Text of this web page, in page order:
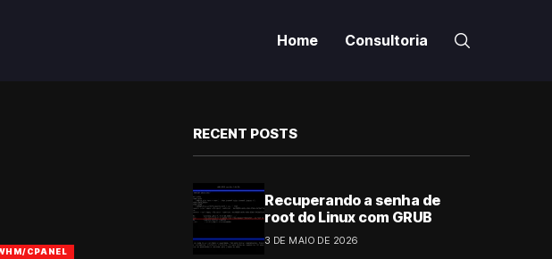
Home Consultoria
CPANEL
RECENT POSTS
Recuperando a senha de
root do Linux com GRUB
3 DE MAIO DE 2026